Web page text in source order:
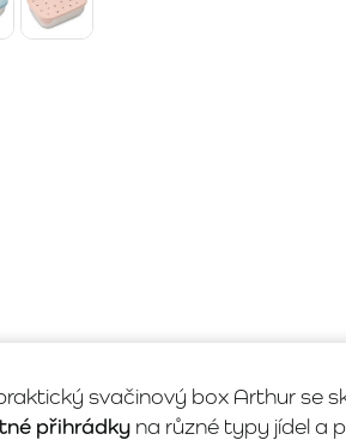
svačinový box Arthur se
přihrádkyna různé typy jídel a